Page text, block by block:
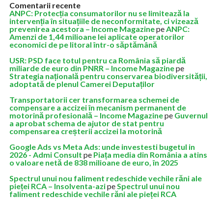
Comentarii recente
ANPC: Protecția consumatorilor nu se limitează la
intervenția în situațiile de neconformitate, ci vizează
prevenirea acestora – Income MagazinepeANPC:
Amenzi de 1,44 milioane lei aplicate operatorilor
economici de pe litoral într-o săptămână
USR: PSD face totul pentru ca România să piardă
miliarde de euro din PNRR – Income Magazinepe
Strategia națională pentru conservarea biodiversității,
adoptată de plenul Camerei Deputaților
Transportatorii cer transformarea schemei de
compensare a accizei în mecanism permanent de
motorină profesională – Income Magazinepe Guvernul
a aprobat schema de ajutor de stat pentru
compensarea creșterii accizei la motorină
Google Ads vs Meta Ads: unde investesti bugetul in
2026 - Admi Consult pe Piața media din România a atins
o valoare netă de 838 milioane de euro, în 2025
Spectrul unui nou faliment redeschide vechile răni ale
pieței RCA – Insolventa-azipeSpectrul unui nou
faliment redeschide vechile răni ale pieței RCA